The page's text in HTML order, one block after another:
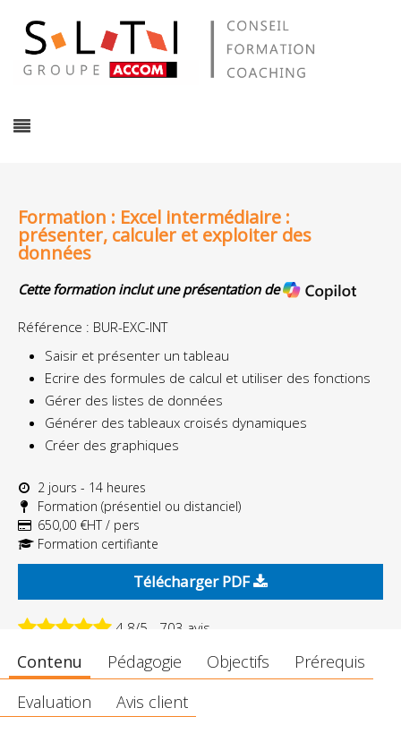
Formation : Excel intermédiaire :
présenter, calculer et exploiter des
données
Cette formation inclut une présentation de
Référence : BUR-EXC-INT
Saisir et présenter un tableau
Ecrire des formules de calcul et utiliser des fonctions
Gérer des listes de données
Générer des tableaux croisés dynamiques
Créer des graphiques
2 jours - 14 heures
Formation (présentiel ou distanciel)
650,00 €HT / pers
Formation certifiante
Télécharger PDF
4.8/5 - 703 avis
Contenu Pédagogie Objectifs
Prérequis
Evaluation
Avis client